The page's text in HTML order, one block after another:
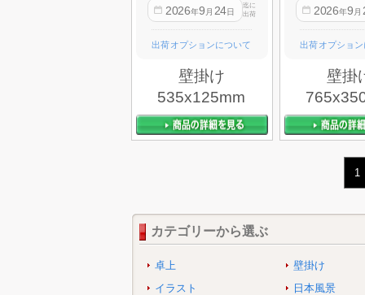
2026年9 月 24日
迄に
出荷
出荷オプションについて
壁掛け
535x125mm
2026年9 月
出荷オプショ
壁掛
1
カテゴリーから選ぶ
卓上
壁掛け
イラスト
日本風景